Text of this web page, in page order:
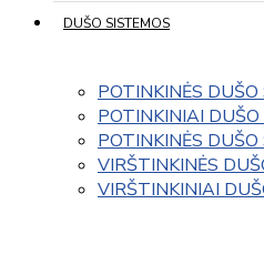
DUŠO SISTEMOS
POTINKINĖS
POTINKINIAI
POTINKINĖS
VIRŠTINKINĖS
VIRŠTINKINIAI